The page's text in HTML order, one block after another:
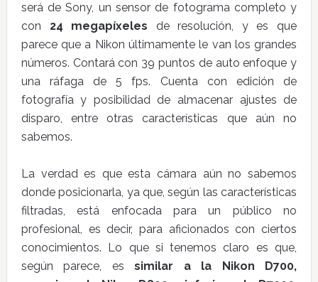
será de Sony, un sensor de fotograma completo y
con 24 megapíxeles de resolución, y es que
parece que a Nikon últimamente le van los grandes
números. Contará con 39 puntos de auto enfoque y
una ráfaga de 5 fps. Cuenta con edición de
fotografía y posibilidad de almacenar ajustes de
disparo, entre otras características que aún no
sabemos.
La verdad es que esta cámara aún no sabemos
donde posicionarla, ya que, según las características
filtradas, está enfocada para un público no
profesional, es decir, para aficionados con ciertos
conocimientos. Lo que si tenemos claro es que,
según parece, essimilar a la Nikon D700,